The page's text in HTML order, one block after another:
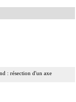
: résection d'un axe
: rétablissement de la